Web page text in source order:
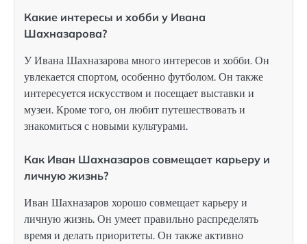
Какие интересы и хобби у Ивана
Шахназарова?
У Ивана Шахназарова много интересов и хобби. Он
увлекается спортом, особенно футболом. Он также
интересуется искусством и посещает выставки и
музеи. Кроме того, он любит путешествовать и
знакомиться с новыми культурами.
Как Иван Шахназаров совмещает карьеру и
личную жизнь?
Иван Шахназаров хорошо совмещает карьеру и
личную жизнь. Он умеет правильно распределять
время и делать приоритеты. Он также активно